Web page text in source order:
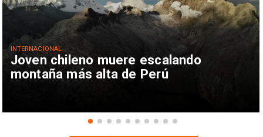
Joven chileno muere escalando
montaña más alta de Perú
INTERNACIONAL